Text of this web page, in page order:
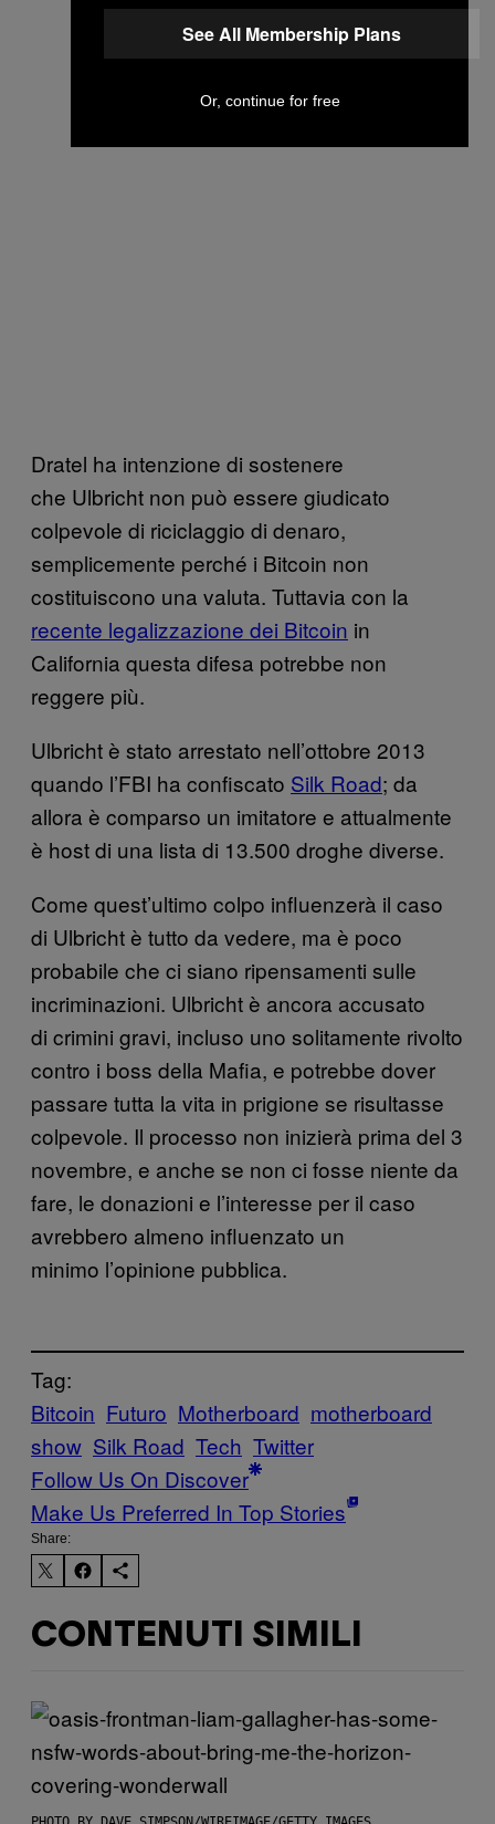
Dratel ha intenzione di sostenere
che Ulbricht non può essere giudicato
colpevole di riciclaggio di denaro,
semplicemente perché i Bitcoin non
costituiscono una valuta. Tuttavia con la
recente legalizzazione dei Bitcoin in
California questa difesa potrebbe non
reggere più.
Ulbricht è stato arrestato nell’ottobre 2013
quando l’FBI ha confiscato Silk Road; da
allora è comparso un imitatore e attualmente
è host di una lista di 13.500 droghe diverse.
Come quest’ultimo colpo influenzerà il caso
di Ulbricht è tutto da vedere, ma è poco
probabile che ci siano ripensamenti sulle
incriminazioni. Ulbricht è ancora accusato
di crimini gravi, incluso uno solitamente rivolto
contro i boss della Mafia, e potrebbe dover
passare tutta la vita in prigione se risultasse
colpevole. Il processo non inizierà prima del 3
novembre, e anche se non ci fosse niente da
fare, le donazioni e l’interesse per il caso
avrebbero almeno influenzato un
minimo l’opinione pubblica.
Tag:
Bitcoin Futuro Motherboard motherboard
show Silk Road Tech Twitter
Follow Us On Discover
Make Us Preferred In Top Stories
Share:
CONTENUTI SIMILI
See All Membership Plans
Or, continue for free